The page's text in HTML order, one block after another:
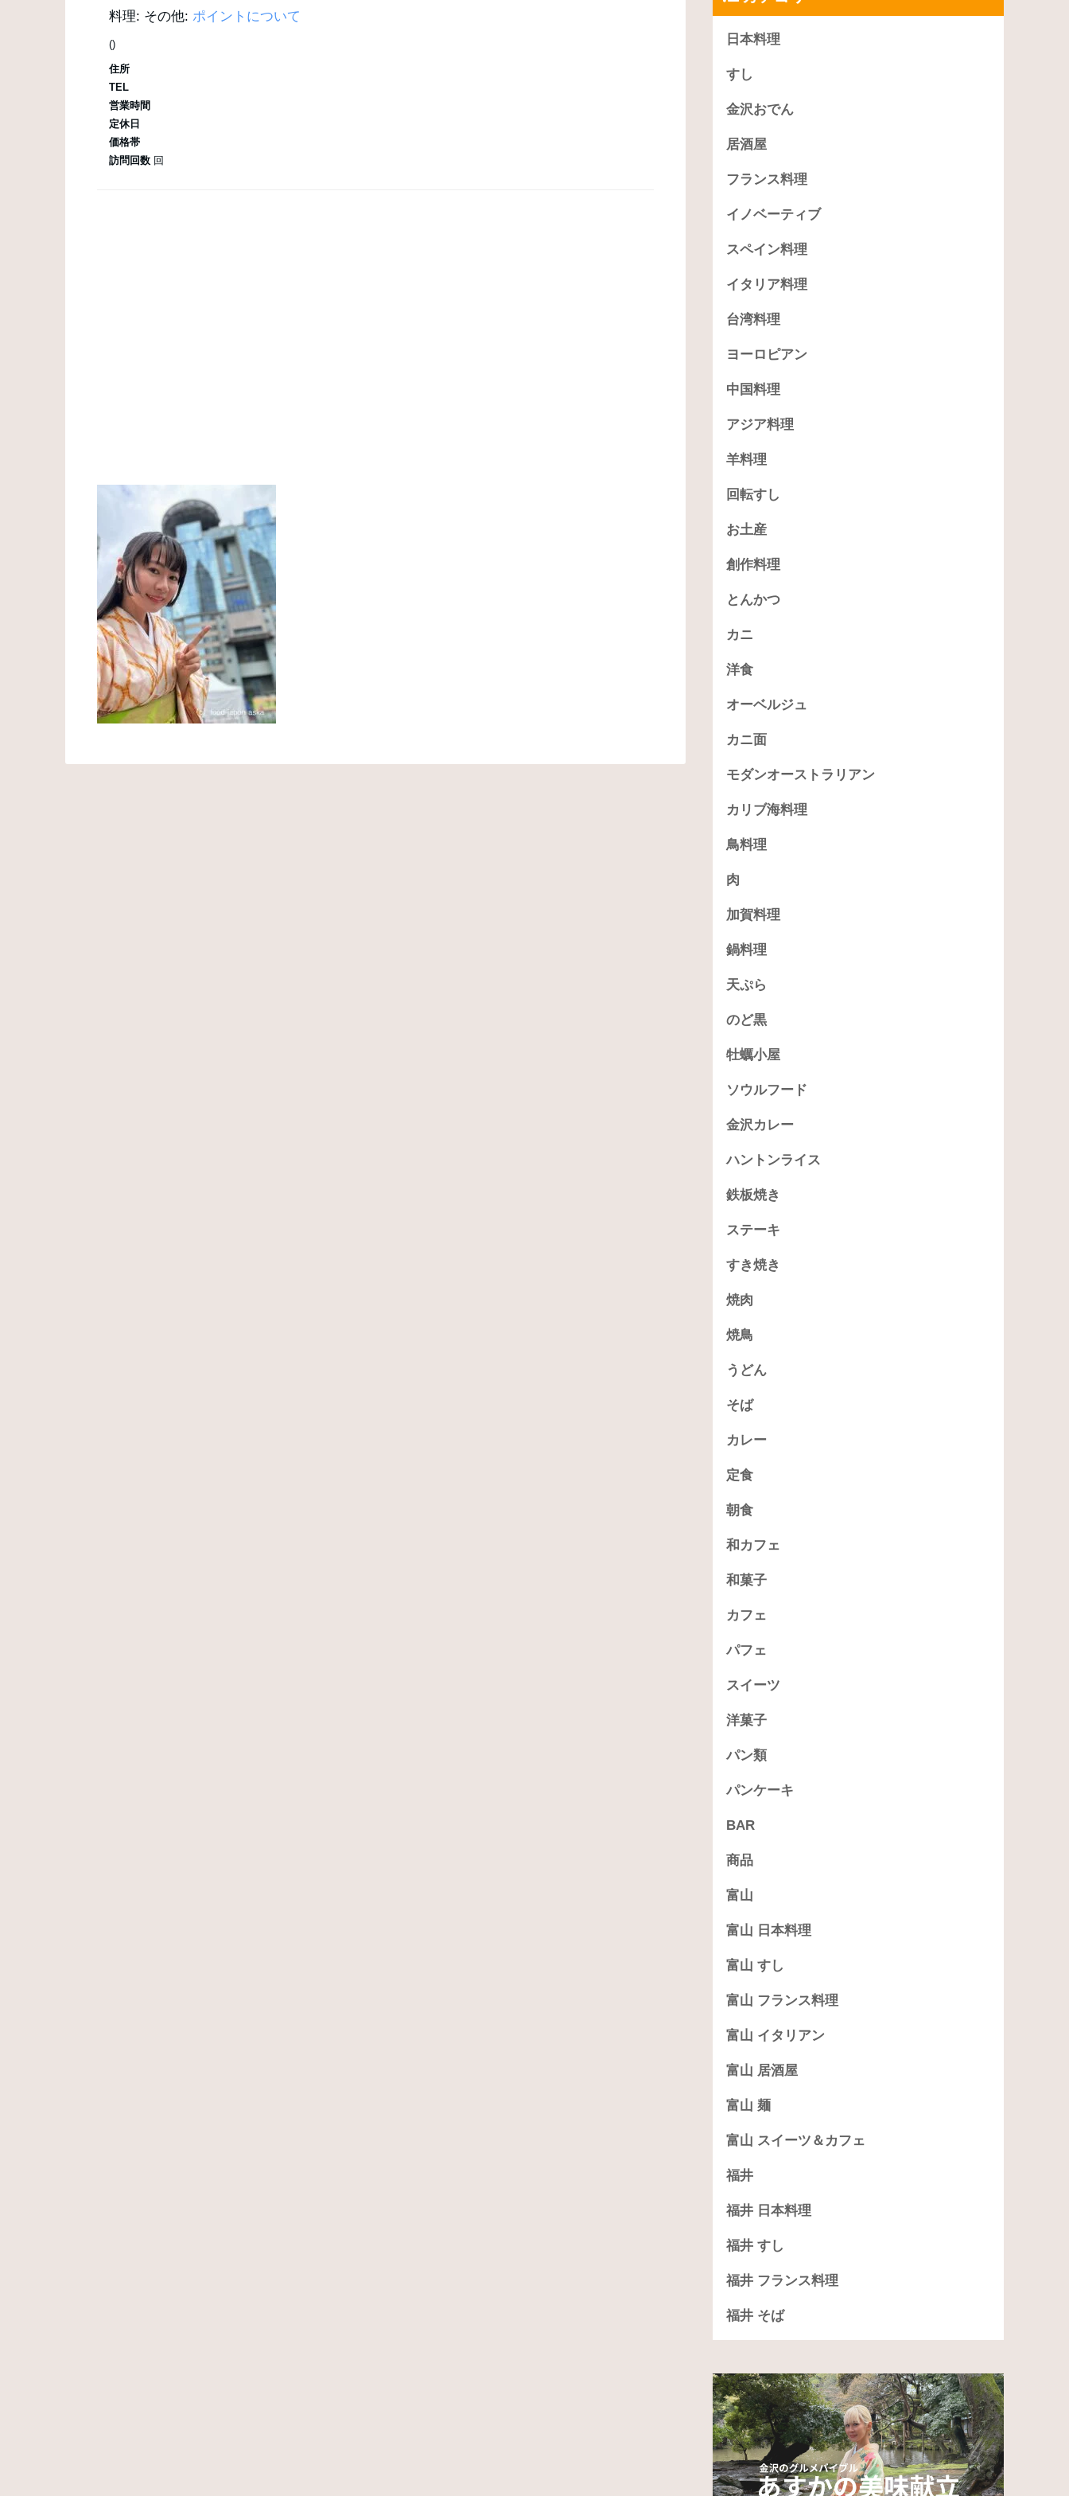
料理: その他: ポイントについて
()
住所
TEL
営業時間
定休日
価格帯
訪問回数 回
日本料理
すし
金沢おでん
居酒屋
フランス料理
イノベーティブ
スペイン料理
イタリア料理
台湾料理
ヨーロピアン
中国料理
アジア料理
羊料理
回転すし
お土産
創作料理
とんかつ
カニ
洋食
オーベルジュ
カニ面
モダンオーストラリアン
カリブ海料理
鳥料理
肉
加賀料理
鍋料理
天ぷら
のど黒
牡蠣小屋
ソウルフード
金沢カレー
ハントンライス
鉄板焼き
ステーキ
すき焼き
焼肉
焼鳥
うどん
そば
カレー
定食
朝食
和カフェ
和菓子
カフェ
パフェ
スイーツ
洋菓子
パン類
パンケーキ
BAR
商品
富山
富山 日本料理
富山 すし
富山 フランス料理
富山 イタリアン
富山 居酒屋
富山 麺
富山 スイーツ＆カフェ
福井
福井 日本料理
福井 すし
福井 フランス料理
福井 そば